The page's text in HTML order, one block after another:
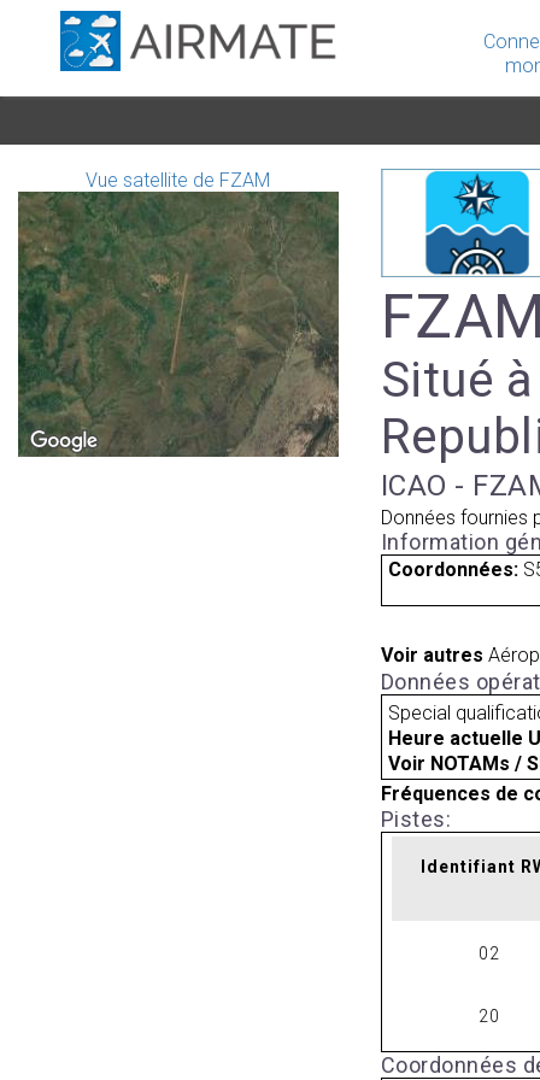
Vue satellite de FZAM
Situé
ICAO -
Données fournies
Information
Coordonnées:
Voir autres
Données
Special
Heure actuelle
Voir NOTAMs /
Fréquences de
Pistes:
Identifiant
02
20
Coordonnées